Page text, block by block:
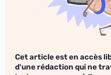
Cet article est en accès
d'une rédaction qui ne